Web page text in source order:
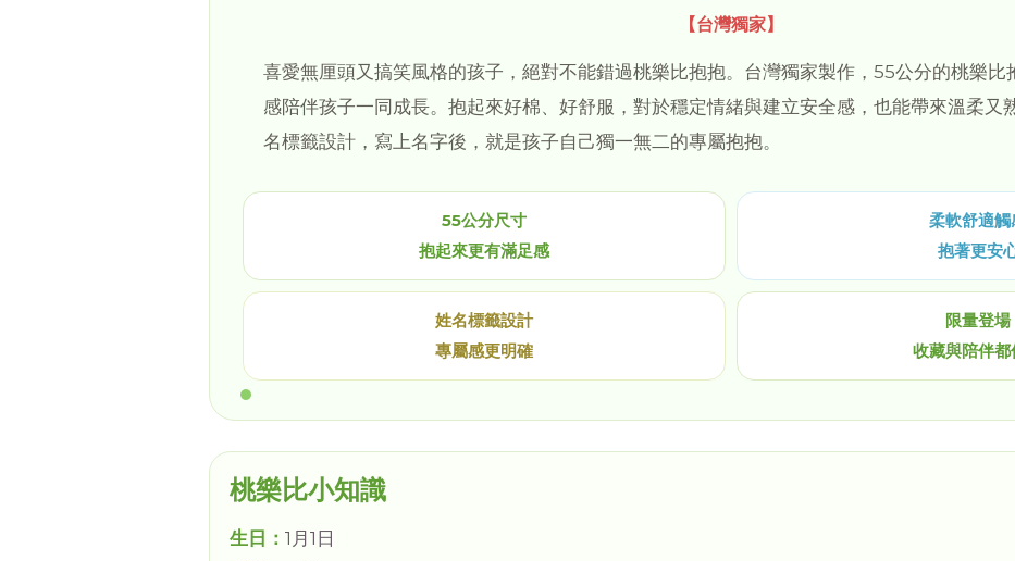
【台灣獨家】
喜愛無厘頭又搞笑風格的孩子，絕對不能錯過桃樂比抱抱。台灣獨家製作，55公分的桃樂比
感陪伴孩子一同成長。抱起來好棉、好舒服，對於穩定情緒與建立安全感，也能帶來溫柔又
名標籤設計，寫上名字後，就是孩子自己獨一無二的專屬抱抱。
55公分尺寸
抱起來更有滿足感
柔軟舒適觸
抱著更安
姓名標籤設計
專屬感更明確
限量登場
收藏與陪伴都
桃樂比小知識
生日： 1月1日